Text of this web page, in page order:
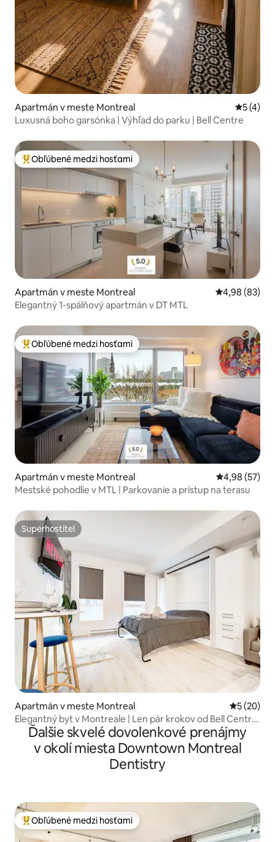
Apartmán v meste Montreal
5 (4)
Luxusná boho garsónka | Výhľad do parku | Bell Centre
Najobľúbenejšie medzi hosťami
Obľúbené medzi hosťami
Apartmán v meste Montreal Priemerné
4,98 (83)
Elegantný 1-spálňový apartmán v DT MTL
Najobľúbenejšie medzi hosťami
Obľúbené medzi hosťami
Apartmán v meste Montreal Priemerné
4,98 (57)
Mestské pohodlie v MTL | Parkovanie a prístup na terasu
Superhostiteľ
Superhostiteľ
Apartmán v meste Montreal
5 (20)
Elegantný byt v Montreale | Len pár krokov od Bell Centre
| Wi‑Fi
Ďalšie skvelé dovolenkové prenájmy
v okolí miesta Downtown Montreal
Dentistry
Najobľúbenejšie medzi hosťami
Obľúbené medzi hosťami